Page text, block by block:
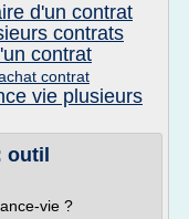
d'un contrat
contrats
contrat
contrat
vie plusieurs
outil
vie ?